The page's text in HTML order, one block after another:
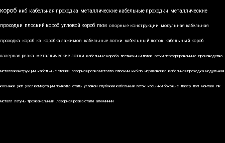
короб ккб кабельная проходка металлические кабельные проходки металлические
проходки плоский короб угловой короб пкм опорные конструкции модульная кабельная
проходка короб кз коробка зажимов кабельные лотки кабельный лоток кабельный короб
лазерная резка металлические лотки кабельные короба лестничный лоток лотки перфорированные производство
металлоконструкций кабельные стойки лазерная резка металла плоский ккб по нержавейка кабельная проходка модульная
косынки укп узел коммутации привода сталь угловой глубокий кабельный лоток косынки боковые лазер лэп монтаж пк
металл латунь трехканальный лазерная резка стали алюминий